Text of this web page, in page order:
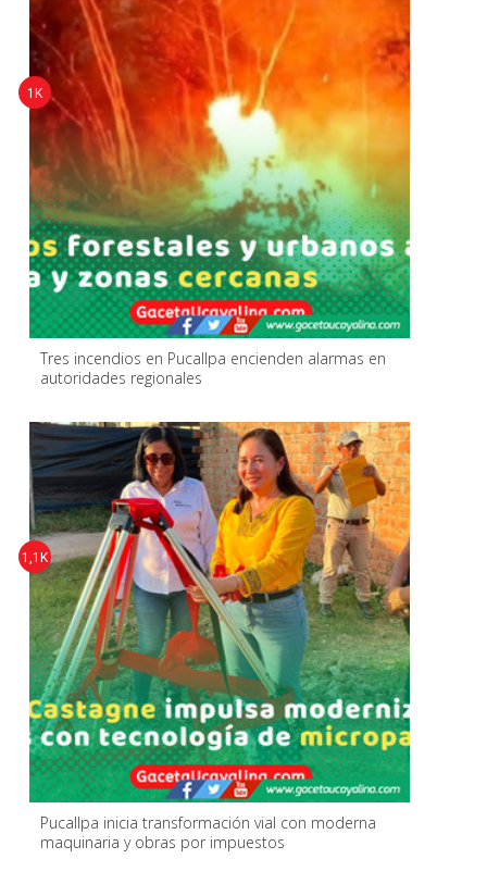
Tres incendios en Pucallpa encienden alarmas en
autoridades regionales
1K
Pucallpa inicia transformación vial con moderna
maquinaria y obras por impuestos
1,1K